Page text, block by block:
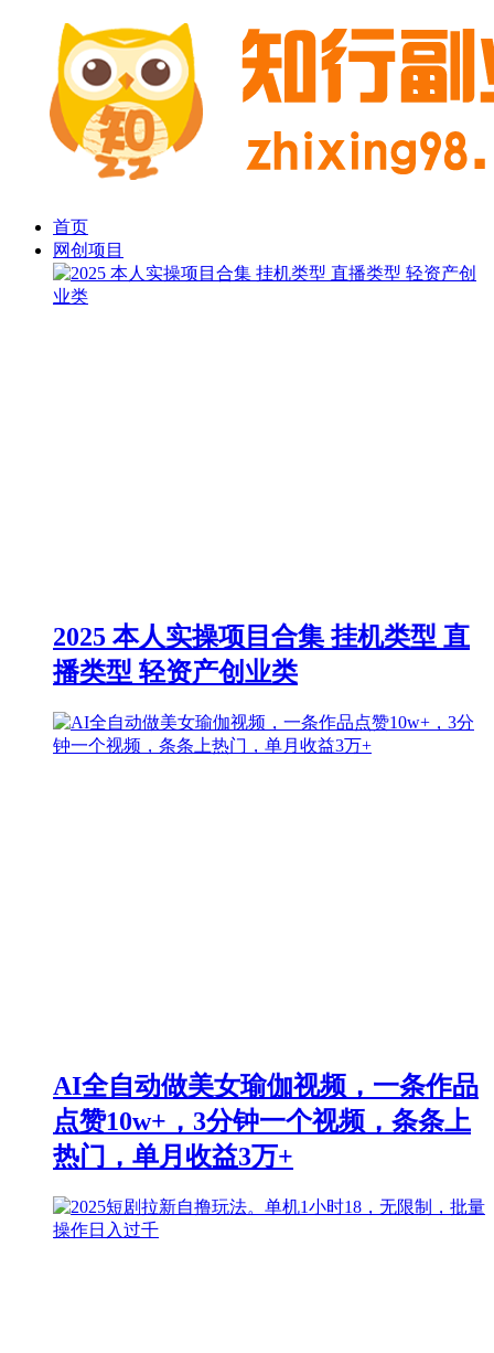
首页
网创项目
2025 本人实操项目合集 挂机类型 直
播类型 轻资产创业类
AI全自动做美女瑜伽视频，一条作品
点赞10w+，3分钟一个视频，条条上
热门，单月收益3万+